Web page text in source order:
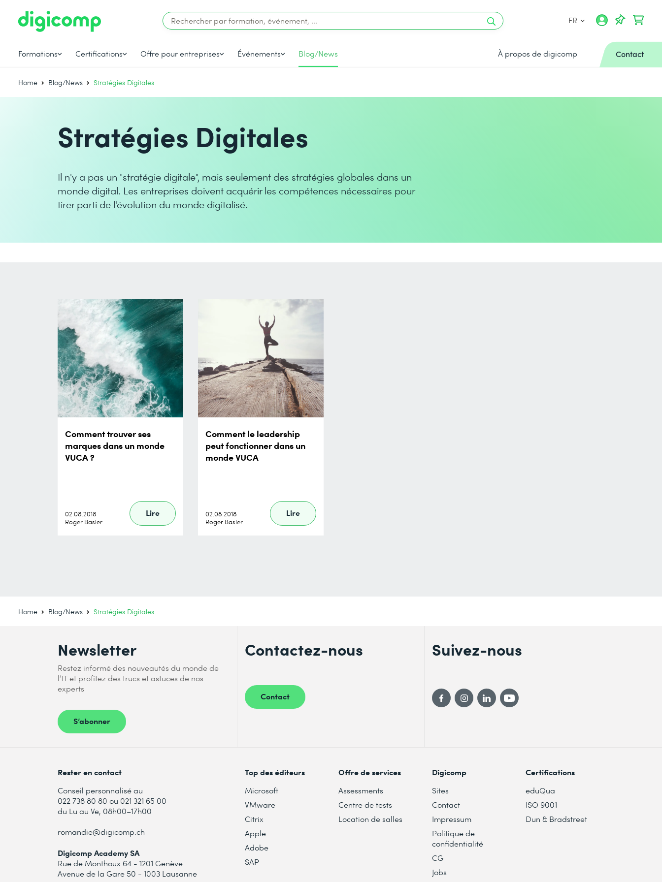
FR
Formations Certifications Offre pour entreprises Événements Blog/News À propos de digicomp Contact
Home Blog/News Stratégies Digitales
Stratégies Digitales
Il n'y a pas un "stratégie digitale", mais seulement des stratégies globales dans un
monde digital. Les entreprises doivent acquérir les compétences nécessaires pour
tirer parti de l'évolution du monde digitalisé.
Comment trouver ses
marques dans un monde
VUCA ?
02.08.2018
Roger Basler
Lire
Comment le leadership
peut fonctionner dans un
monde VUCA
02.08.2018
Roger Basler
Lire
Home Blog/News Stratégies Digitales
Newsletter
Restez informé des nouveautés du monde de
l’IT et profitez des trucs et astuces de nos
experts
S’abonner
Contactez-nous
Contact
Suivez-nous
Rester en contact
Conseil personnalisé au
022 738 80 80 ou 021 321 65 00
du Lu au Ve, 08h00–17h00
romandie@digicomp.ch
Digicomp Academy SA
Rue de Monthoux 64 - 1201 Genève
Avenue de la Gare 50 - 1003 Lausanne
Top des éditeurs
Microsoft
VMware
Citrix
Apple
Adobe
SAP
Offre de services
Assessments
Centre de tests
Location de salles
Digicomp
Sites
Contact
Impressum
Politique de
confidentialité
CG
Jobs
Certifications
eduQua
ISO 9001
Dun & Bradstreet